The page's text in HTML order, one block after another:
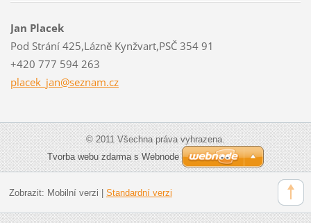
Jan Placek
Pod Strání 425,Lázně Kynžvart,PSČ 354 91
+420 777 594 263
placek_jan@seznam.cz
© 2011 Všechna práva vyhrazena.
Tvorba webu zdarma s Webnode
Zobrazit: Mobilní verzi Standardní verzi